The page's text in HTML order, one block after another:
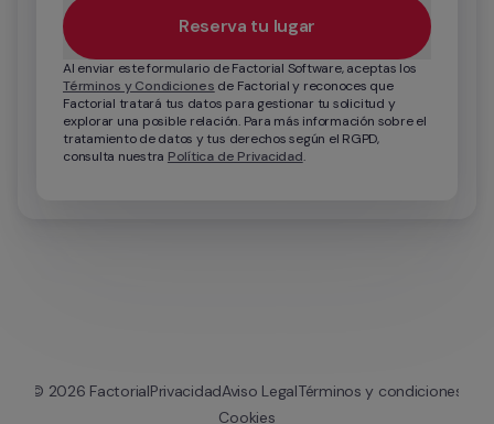
Términos y Condiciones de Factorial y reconoces que
Factorial tratará tus datos para gestionar tu solicitud y
explorar una posible relación. Para más información sobre el
tratamiento de datos y tus derechos según el RGPD,
consulta nuestra Política de Privacidad.
Reserva tu lugar
© 2026 FactorialPrivacidadAviso LegalTérminos y condiciones
Cookies